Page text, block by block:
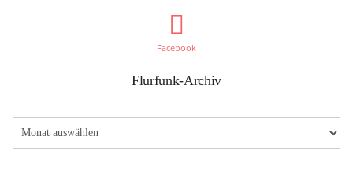
Facebook
Flurfunk-Archiv